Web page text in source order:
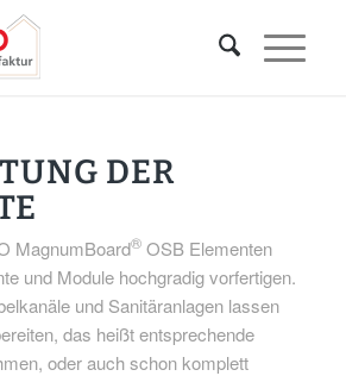
DER
MagnumBoard®OSB Elementen
und Module hochgradig vorfertigen.
und Sanitäranlagen lassen
das heißt entsprechende
oder auch schon komplett